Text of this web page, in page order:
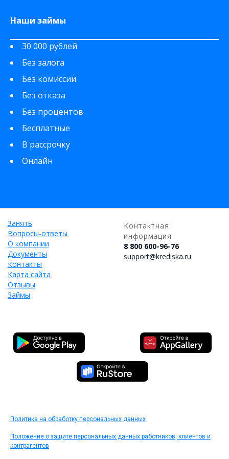
Наши займы
30 000 рублей
Без залога
Без комиссии
Без отказа
Без процентов
Бесплатные
В рассрочку
Онлайн
Занять
Вопросы-ответы
О компании
Документы
Контакты
Карта сайта
Отзывы
Займы
Контактная
информация
8 800 600-96-76
support@krediska.ru
Политика на обработку персональных данных
Положение о защите персональных данных работников, клиентов и
контрагентов